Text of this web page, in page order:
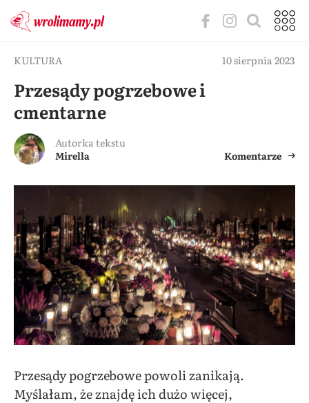
KULTURA 10 sierpnia 2023
Przesądy pogrzebowe i
cmentarne
Autorka tekstu
Mirella
Komentarze
Przesądy pogrzebowe powoli zanikają.
Myślałam, że znajdę ich dużo więcej,